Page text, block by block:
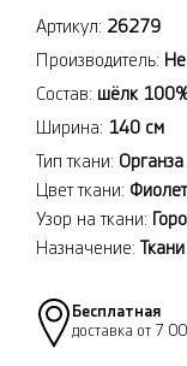
Артикул: 26279
Производитель:
Состав: шёлк
Ширина: 140 см
Тип ткани: Органза
Цвет ткани:
Узор на ткани:
Назначение:
Бесплатная
доставка от 7